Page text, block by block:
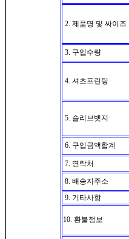
2. 제품명 및 싸이즈
3. 구입수량
4. 셔츠프린팅
5. 슬리브뱃지
6. 구입금액합계
7. 연락처
8. 배송지주소
9. 기타사항
10. 환불정보